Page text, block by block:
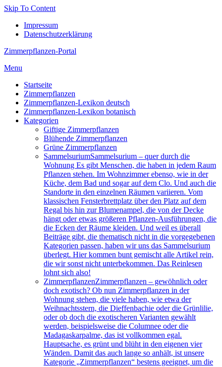
Skip To Content
Impressum
Datenschutzerklärung
Zimmerpflanzen-Portal
Menu
Startseite
Zimmerpflanzen
Zimmerpflanzen-Lexikon deutsch
Zimmerpflanzen-Lexikon botanisch
Kategorien
Giftige Zimmerpflanzen
Blühende Zimmerpflanzen
Grüne Zimmerpflanzen
Sam­mel­su­ri­umSammelsurium – quer durch die
Wohnung Es gibt Menschen, die haben in jedem Raum
Pflanzen stehen. Im Wohnzimmer ebenso, wie in der
Küche, dem Bad und sogar auf dem Clo. Und auch die
Standorte in den einzelnen Räumen variieren. Vom
klassischen Fensterbrettplatz über den Platz auf dem
Regal bis hin zur Blumenampel, die von der Decke
hängt oder etwas größeren Pflanzen-Ausführungen, die
die Ecken der Räume kleiden. Und weil es überall
Beiträge gibt, die thematisch nicht in die vorgegebenen
Kategorien passen, haben wir uns das Sammelsurium
überlegt. Hier kommen bunt gemischt alle Artikel rein,
die wir sonst nicht unterbekommen. Das Reinlesen
lohnt sich also!
ZimmerpflanzenZimmerpflanzen – gewöhnlich oder
doch exotisch? Ob nun Zimmerpflanzen in der
Wohnung stehen, die viele haben, wie etwa der
Weihnachtsstern, die Dieffenbachie oder die Grünlilie,
oder ob doch die exotischeren Varianten gewählt
werden, beispielsweise die Columnee oder die
Madagaskarpalme, das ist vollkommen egal.
Hauptsache, es grünt und blüht in den eigenen vier
Wänden. Damit das auch lange so anhält, ist unsere
Kategorie „Zimmerpflanzen“ bestens geeignet, um die